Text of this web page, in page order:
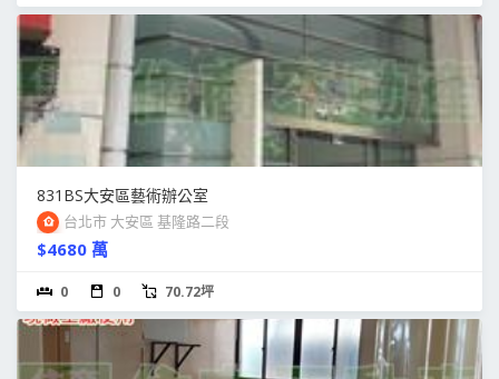
831BS大安區藝術辦公室
台北市 大安區 基隆路二段
$4680 萬
0 0 70.72坪